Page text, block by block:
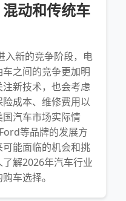
动和传统车
入新的竞争阶段，电
之间的竞争更加明
新技术，也会考虑
成本、维修费用以
汽车市场实际情
等品牌的发展方
能面临的机会和挑
解2026年汽车行业
车选择。